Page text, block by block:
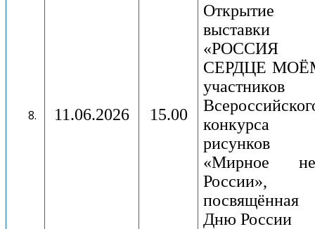
11.06.2026 15.00
Открытие
выставки
«РОССИЯ
СЕРДЦЕ
участников
конкурса
рисунков
«Мирное
России»,
посвящённая
Дню России